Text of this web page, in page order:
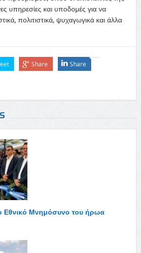
υπηρεσίες και υποδομές για να
πολιτιστικά, ψυχαγωγικά και άλλα
Share Share
Εθνικό Μνημόσυνο του ήρωα